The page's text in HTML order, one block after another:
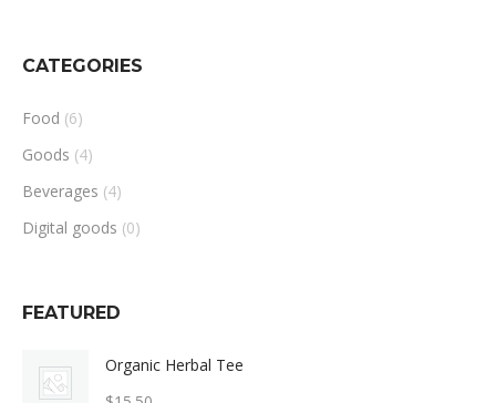
CATEGORIES
Food (6)
Goods (4)
Beverages (4)
Digital goods (0)
FEATURED
Organic Herbal Tee